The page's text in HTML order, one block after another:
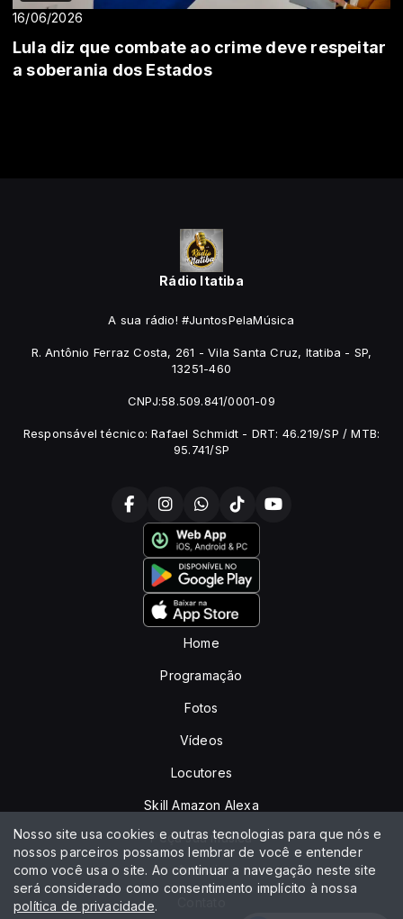
16/06/2026
Lula diz que combate ao crime deve respeitar
a soberania dos Estados
Rádio Itatiba
A sua rádio! #JuntosPelaMúsica
R. Antônio Ferraz Costa, 261 - Vila Santa Cruz, Itatiba - SP,
13251-460
CNPJ:58.509.841/0001-09
Responsável técnico: Rafael Schmidt - DRT: 46.219/SP / MTB:
95.741/SP
Home
Programação
Fotos
Vídeos
Locutores
Skill Amazon Alexa
Peça sua música
Anuncie
Nosso site usa cookies e outras tecnologias para que nós e
nossos parceiros possamos lembrar de você e entender
como você usa o site. Ao continuar a navegação neste site
será considerado como consentimento implícito à nossa
política de privacidade.